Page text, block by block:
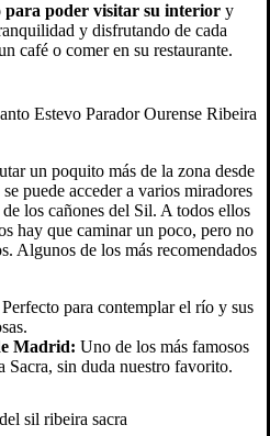
para poder visitar su interior y
y disfrutando de cada
café o comer en su restaurante.
un poquito más de la zona desde
puede acceder a varios miradores
los cañones del Sil. A todos ellos
hay que caminar un poco, pero no
Algunos de los más recomendados
Perfecto para contemplar el río y sus
Madrid: Uno de los más famosos
Sacra, sin duda nuestro favorito.